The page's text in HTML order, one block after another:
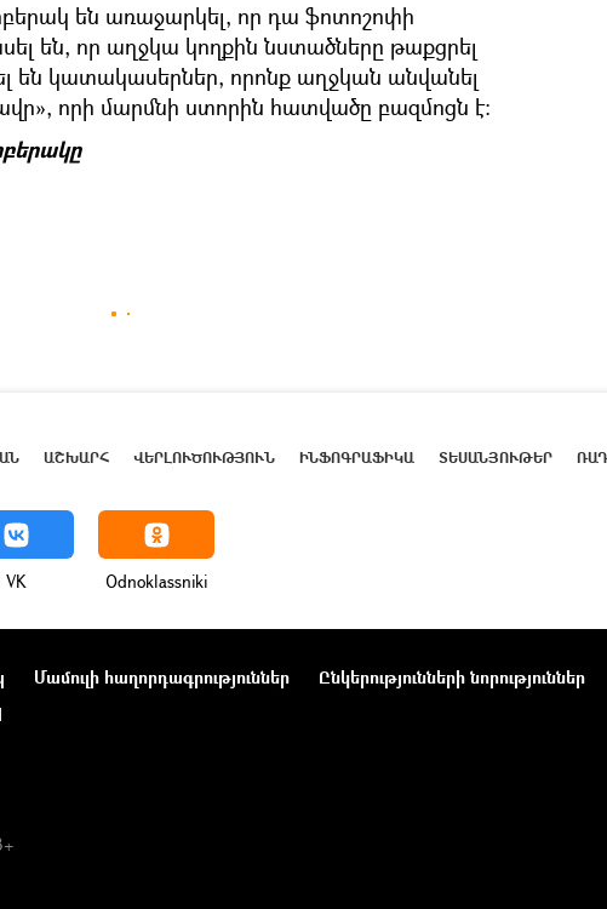
են առաջարկել, որ դա ֆոտոշոփի
են, որ աղջկա կողքին նստածները թաքցրել
են կատակասերներ, որոնք աղջկան անվանել
որի մարմնի ստորին հատվածը բազմոցն է։
ԱՇԽԱՐՀ ՎԵՐԼՈՒԾՈՒԹՅՈՒՆ ԻՆՖՈԳՐԱՖԻԿԱ ՏԵՍԱՆՅՈՒԹԵՐ
VK Odnoklassniki
Մամուլի հաղորդագրություններ Ընկերությունների նորություններ